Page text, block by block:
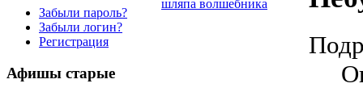
Забыли пароль?
Забыли логин?
Регистрация
Афишы старые
шляпа волшебника